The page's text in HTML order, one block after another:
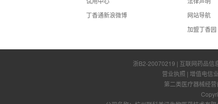
丁香通新浪微博
网站导航
加盟丁香园
浙B2-20070219 | 互联网药品信
营业执照 | 增值电信
第二类医疗器械经